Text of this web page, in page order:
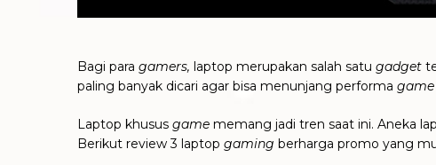
Bagi para gamers, laptop merupakan salah satu gadget
paling banyak dicari agar bisa menunjang performa game
Laptop khusus game memang jadi tren saat ini. Aneka
Berikut review 3 laptop gaming berharga promo yang